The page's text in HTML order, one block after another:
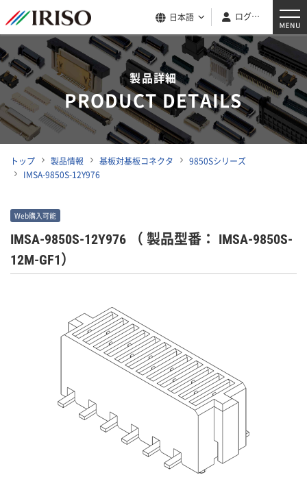
日本語 ログイン
製品詳細
PRODUCT DETAILS
トップ 製品情報 基板対基板コネクタ
9850Sシリーズ
IMSA-9850S-12Y976
Web購入可能
IMSA-9850S-12Y976 （ 製品型番： IMSA-9850S-
12M-GF1）